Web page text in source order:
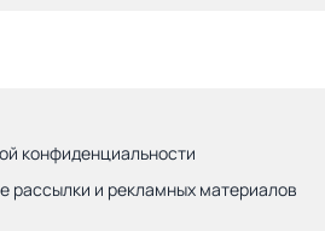
конфиденциальности
рассылки и рекламных материалов